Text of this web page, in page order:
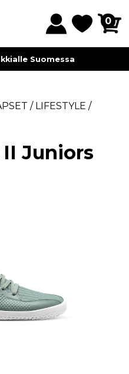
0
Suomessa
/ LIFESTYLE /
Juniors